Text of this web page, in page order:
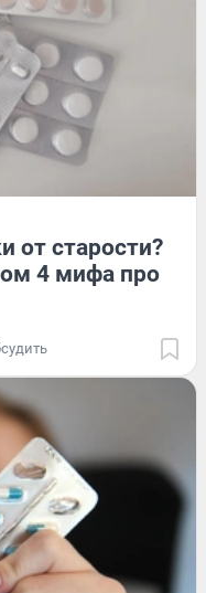
от старости?
4 мифа про